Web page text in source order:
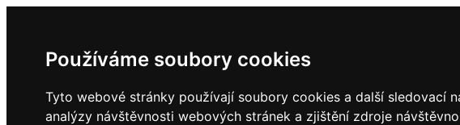
Používáme soubory cookies
Tyto webové stránky používají soubory cookies a další sledovací
analýzy návštěvnosti webových stránek a zjištění zdroje